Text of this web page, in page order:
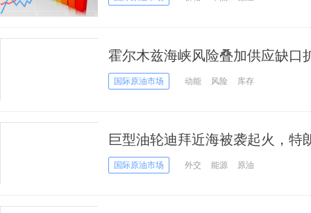
霍尔木兹海峡风险叠加供应缺口
150美元
国际原油市场 动能 风险 库存
巨型油轮迪拜近海被袭起火，特
国际原油市场 外交 能源 原油